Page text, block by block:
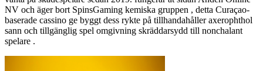
NV och äger bort SpinsGaming kemiska gruppen , detta Curaçao-
baserade cassino ge byggt dess rykte på tillhandahåller axerophthol
sann och tillgänglig spel omgivning skräddarsydd till nonchalant
spelare .